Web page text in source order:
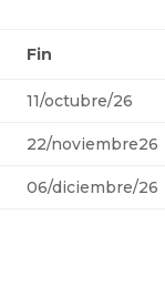
Fin
11/octubre/26
22/noviembre26
06/diciembre/26